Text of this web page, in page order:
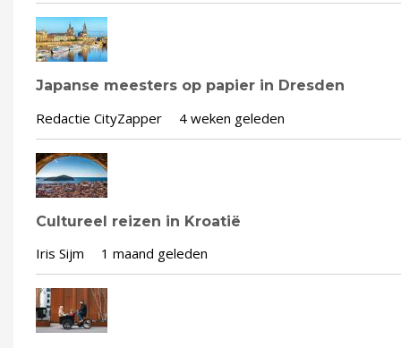
Japanse meesters op papier in Dresden
Redactie CityZapper 4 weken geleden
Cultureel reizen in Kroatië
Iris Sijm 1 maand geleden